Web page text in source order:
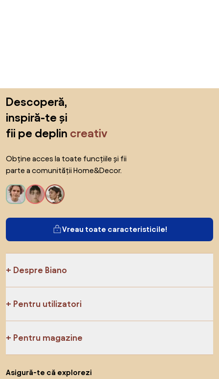
Descoperă,
inspiră-te și
fii pe deplin creativ
Obține acces la toate funcțiile și fii
parte a comunității Home&Decor.
Vreau toate caracteristicile!
Despre Biano
Pentru utilizatori
Pentru magazine
Asigură-te că explorezi